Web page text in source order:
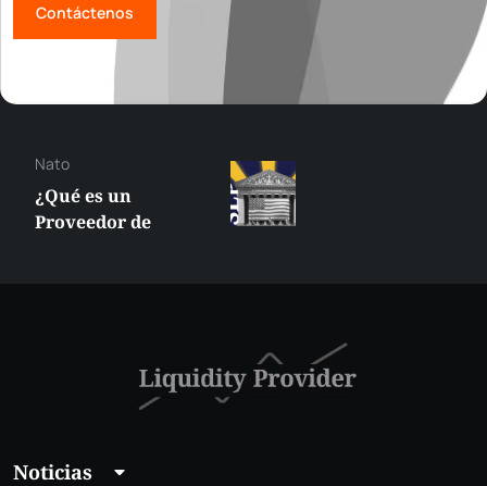
Contáctenos
Nato
¿Qué es un
Proveedor de
Noticias